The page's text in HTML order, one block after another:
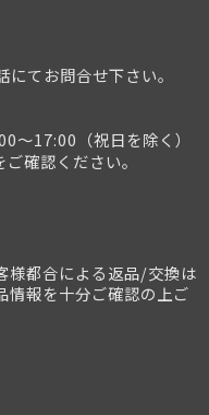
にてお問合せ下さい。
～17:00（祝日を除く）
ご確認ください。
様都合による返品/交換は
情報を十分ご確認の上ご